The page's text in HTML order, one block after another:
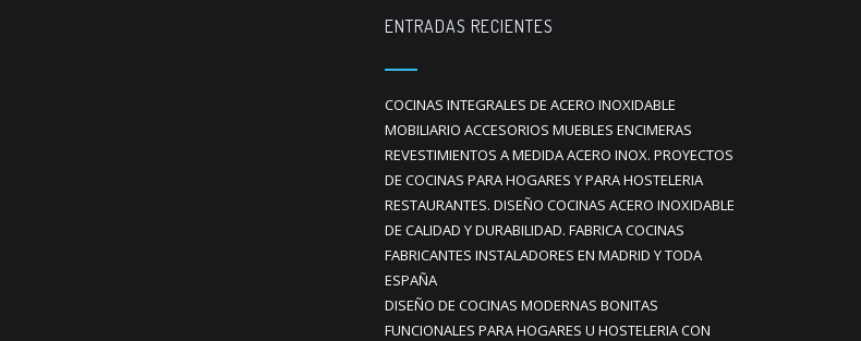
ENTRADAS RECIENTES
COCINAS INTEGRALES DE ACERO INOXIDABLE
MOBILIARIO ACCESORIOS MUEBLES ENCIMERAS
REVESTIMIENTOS A MEDIDA ACERO INOX. PROYECTOS
DE COCINAS PARA HOGARES Y PARA HOSTELERIA
RESTAURANTES. DISEÑO COCINAS ACERO INOXIDABLE
DE CALIDAD Y DURABILIDAD. FABRICA COCINAS
FABRICANTES INSTALADORES EN MADRID Y TODA
ESPAÑA
DISEÑO DE COCINAS MODERNAS BONITAS
FUNCIONALES PARA HOGARES U HOSTELERIA CON